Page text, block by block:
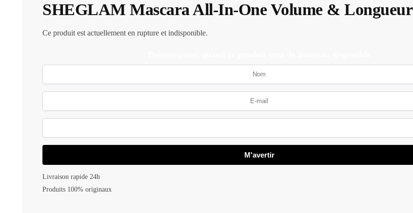
SHEGLAM Mascara All‑In‑One Volume & Longueur
Ce produit est actuellement en rupture et indisponible.
Livraison rapide 24h
Produits 100% originaux